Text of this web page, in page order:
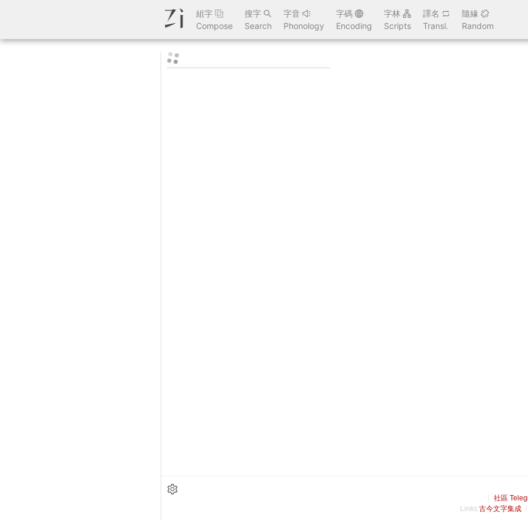
組字
Compose
搜字
Search
字音
Phonology
字碼
Encoding
字林
Scripts
譯名
Transl.
隨緣
Random
社區
Links:古今文字集成